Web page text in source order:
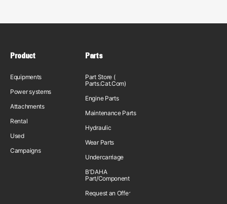
Product
Equipments
Power systems
Attachments
Rental
Used
Campaigns
Parts
Part Store (
Parts.Cat.Com)
Engine Parts
Maintenance Parts
Hydraulic
Wear Parts
Undercarriage
B'DAHA
Part/Component
Request an Offer